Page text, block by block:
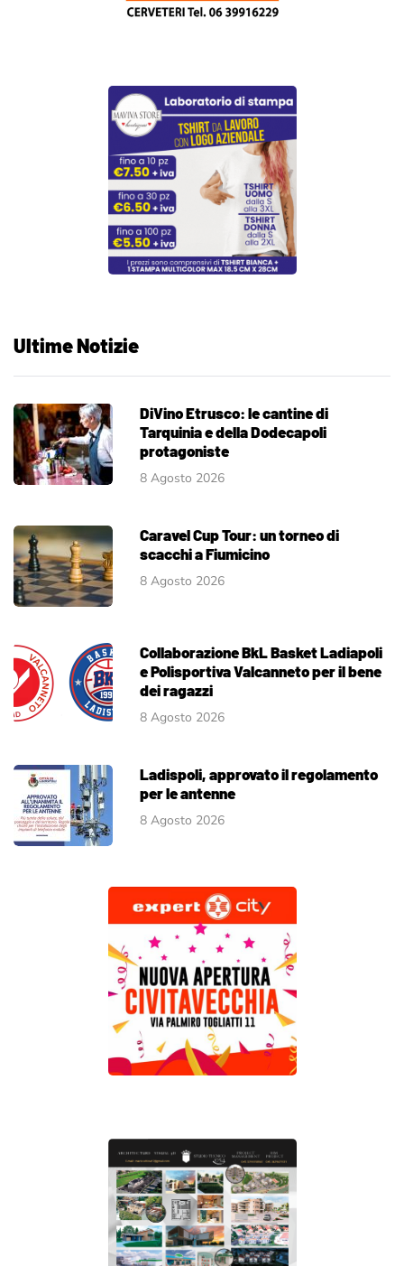
Ultime Notizie
DiVino Etrusco: le cantine di
Tarquinia e della Dodecapoli
protagoniste
8 Agosto 2026
Caravel Cup Tour: un torneo di
scacchi a Fiumicino
8 Agosto 2026
Collaborazione BkL Basket Ladiapoli
e Polisportiva Valcanneto per il bene
dei ragazzi
8 Agosto 2026
Ladispoli, approvato il regolamento
per le antenne
8 Agosto 2026